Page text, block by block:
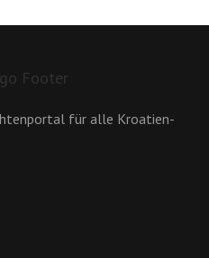
für alle Kroatien-